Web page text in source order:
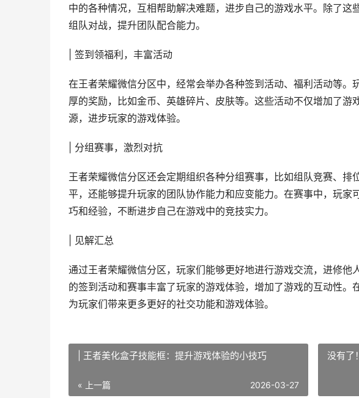
中的各种情况，互相帮助解决难题，进步自己的游戏水平。除了
组队对战，提升团队配合能力。
| 签到领福利，丰富活动
在王者荣耀微信分区中，经常会举办各种签到活动、福利活动等
厚的奖励，比如金币、英雄碎片、皮肤等。这些活动不仅增加了
源，进步玩家的游戏体验。
| 分组赛事，激烈对抗
王者荣耀微信分区还会定期组织各种分组赛事，比如组队竞赛、
平，还能够提升玩家的团队协作能力和应变能力。在赛事中，玩家
巧和经验，不断进步自己在游戏中的竞技实力。
| 见解汇总
通过王者荣耀微信分区，玩家们能够更好地进行游戏交流，进修他
的签到活动和赛事丰富了玩家的游戏体验，增加了游戏的互动性。
为玩家们带来更多更好的社交功能和游戏体验。
| 王者美化盒子技能框：提升游戏体验的小技巧
« 上一篇 2026-03-27
没有了！